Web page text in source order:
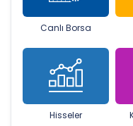
Canlı Borsa
Hisseler